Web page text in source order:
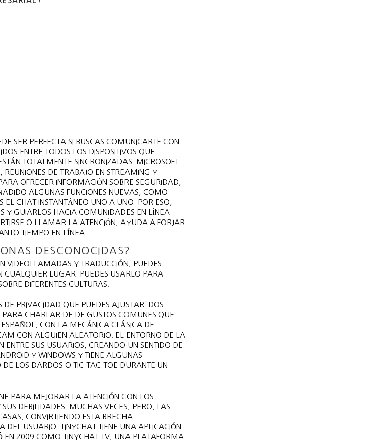
SER PERFECTA SI BUSCAS COMUNICARTE CON
ENTRE TODOS LOS DISPOSITIVOS QUE
TOTALMENTE SINCRONIZADAS. MICROSOFT
DE TRABAJO EN STREAMING Y
OFRECER INFORMACIÓN SOBRE SEGURIDAD,
ALGUNAS FUNCIONES NUEVAS, COMO
CHAT INSTANTÁNEO UNO A UNO. POR ESO,
Y GUIARLOS HACIA COMUNIDADES EN LÍNEA
O LLAMAR LA ATENCIÓN, AYUDA A FORJAR
TIEMPO EN LÍNEA .
DESCONOCIDAS?
VIDEOLLAMADAS Y TRADUCCIÓN, PUEDES
LUGAR. PUEDES USARLO PARA
DIFERENTES CULTURAS.
DE PRIVACIDAD QUE PUEDES AJUSTAR. DOS
CHARLAR DE DE GUSTOS COMUNES QUE
CON LA MECÁNICA CLÁSICA DE
CON ALGUIEN ALEATORIO. EL ENTORNO DE LA
SUS USUARIOS, CREANDO UN SENTIDO DE
Y WINDOWS Y TIENE ALGUNAS
LOS DARDOS O TIC-TAC-TOE DURANTE UN
PARA MEJORAR LA ATENCIÓN CON LOS
DEBILIDADES. MUCHAS VECES, PERO, LAS
CONVIRTIENDO ESTA BRECHA
USUARIO. TINYCHAT TIENE UNA APLICACIÓN
EN 2009 COMO TINYCHAT.TV, UNA PLATAFORMA